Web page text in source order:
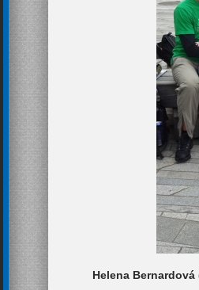
Helena